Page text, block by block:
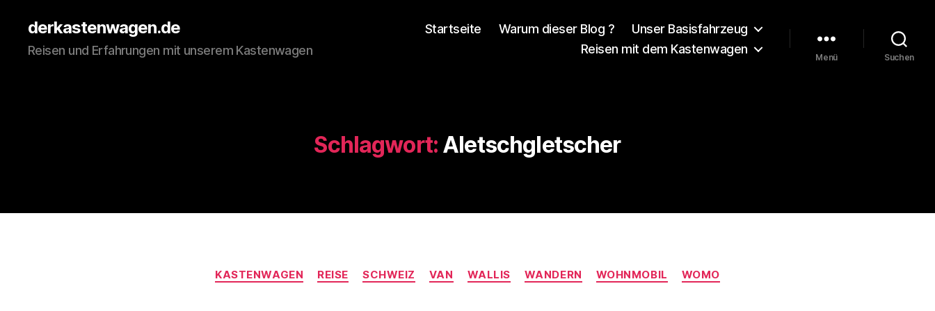
derkastenwagen.de
Reisen und Erfahrungen mit unserem Kastenwagen
Startseite Warum dieser Blog ?
Unser Basisfahrzeug
Reisen mit dem Kastenwagen
Menü Suchen
Schlagwort: Aletschgletscher
Kategorien
KASTENWAGEN REISE SCHWEIZ VAN WALLIS WANDERN WOHNMOBIL WOMO
n